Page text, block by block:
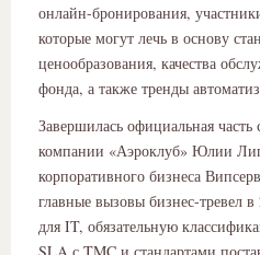
онлайн-бронирования,
которые могут лечь в основу
ценообразования, качества
фонда, а также тренды
Завершилась официальная
компании «Аэроклуб» Юлии
корпоративного бизнеса
главные вызовы бизнес-тревел
для IT, обязательную